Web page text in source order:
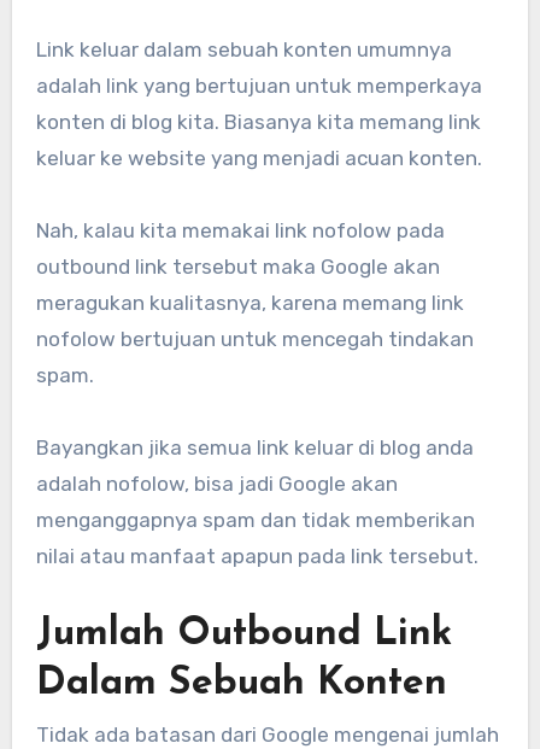
Link keluar dalam sebuah konten umumnya
adalah link yang bertujuan untuk memperkaya
konten di blog kita. Biasanya kita memang link
keluar ke website yang menjadi acuan konten.
Nah, kalau kita memakai link nofolow pada
outbound link tersebut maka Google akan
meragukan kualitasnya, karena memang link
nofolow bertujuan untuk mencegah tindakan
spam.
Bayangkan jika semua link keluar di blog anda
adalah nofolow, bisa jadi Google akan
menganggapnya spam dan tidak memberikan
nilai atau manfaat apapun pada link tersebut.
Jumlah Outbound Link
Dalam Sebuah Konten
Tidak ada batasan dari Google mengenai jumlah